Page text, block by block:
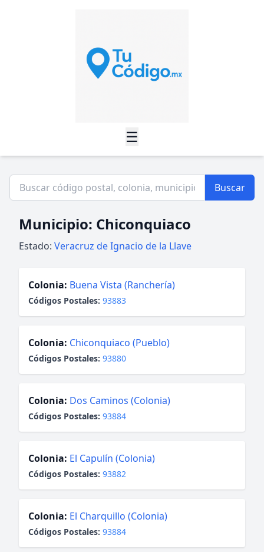
☰
Buscar
Municipio: Chiconquiaco
Estado: Veracruz de Ignacio de la Llave
Colonia: Buena Vista (Ranchería)
Códigos Postales: 93883
Colonia: Chiconquiaco (Pueblo)
Códigos Postales: 93880
Colonia: Dos Caminos (Colonia)
Códigos Postales: 93884
Colonia: El Capulín (Colonia)
Códigos Postales: 93882
Colonia: El Charquillo (Colonia)
Códigos Postales: 93884